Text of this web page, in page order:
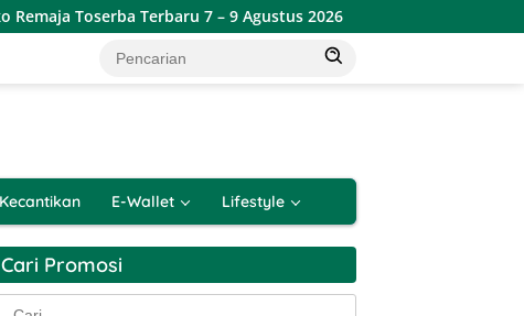
Toserba Terbaru 7 – 9 Agustus 2026
Kecantikan E-Wallet Lifestyle
Cari Promosi
Cari